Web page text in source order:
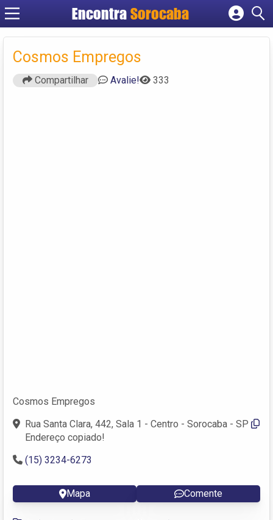
EncontraSorocaba
Cadastrar empresa
Criar conta
Cosmos Empregos
Compartilhar Avalie! 333
Cosmos Empregos
Rua Santa Clara, 442, Sala 1 - Centro - Sorocaba - SP
Endereço copiado!
(15) 3234-6273
Mapa Comente